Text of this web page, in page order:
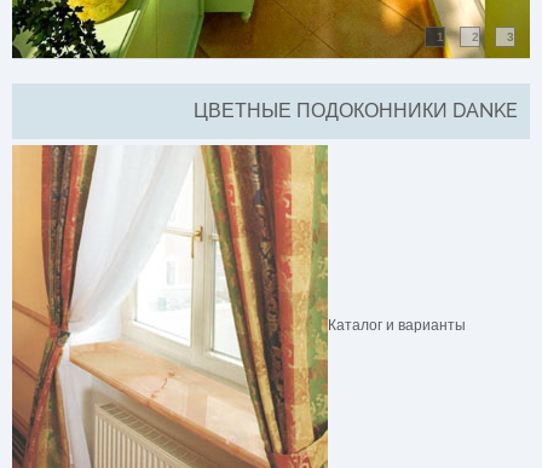
1 2 3
ЦВЕТНЫЕ ПОДОКОННИКИ DANKE
Каталог и варианты